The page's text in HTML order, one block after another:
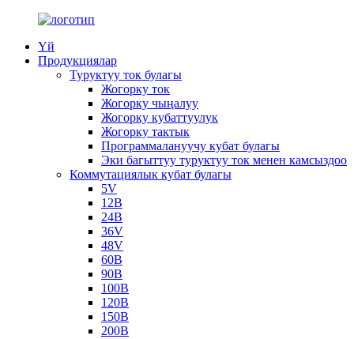
Үй
Продукциялар
Туруктуу ток булагы
Жогорку ток
Жогорку чыңалуу
Жогорку кубаттуулук
Жогорку тактык
Программалануучу кубат булагы
Эки багыттуу туруктуу ток менен камсыздоо
Коммутациялык кубат булагы
5V
12В
24В
36V
48V
60В
90В
100В
120В
150В
200В